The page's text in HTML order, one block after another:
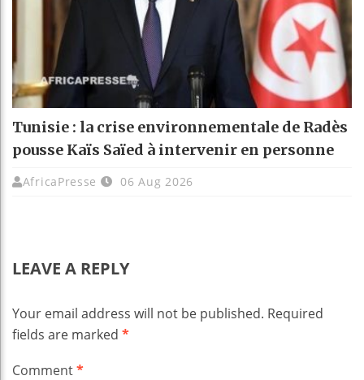
Tunisie : la crise environnementale de Radès
pousse Kaïs Saïed à intervenir en personne
AfricaPresse 06 Aug 2026
LEAVE A REPLY
Your email address will not be published. Required
fields are marked *
Comment*